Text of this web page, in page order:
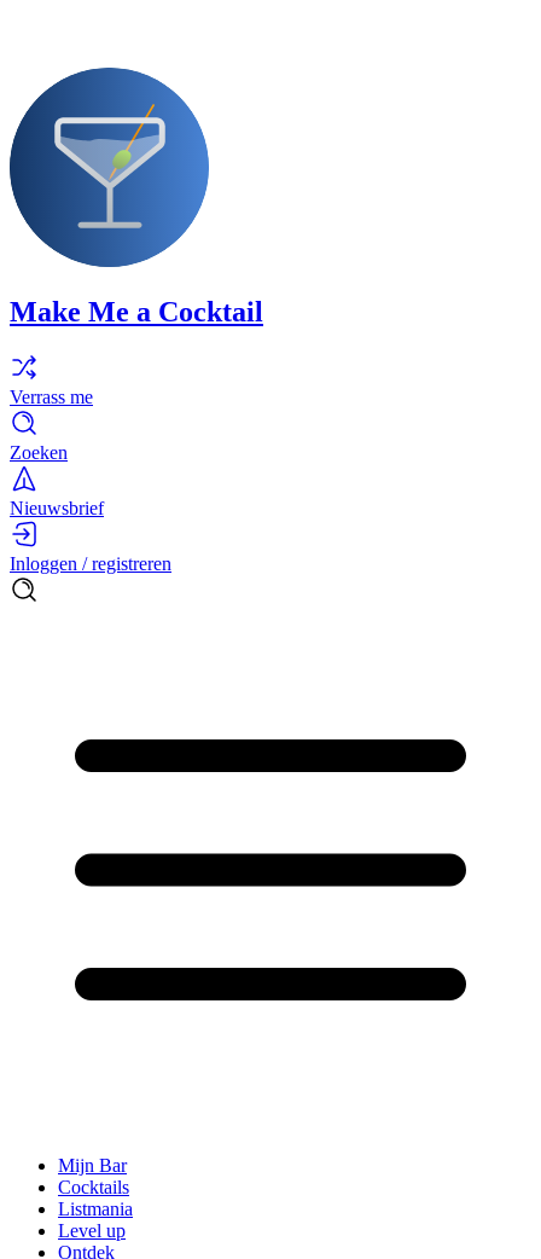
Make Me a Cocktail
Verrass me
Zoeken
Nieuwsbrief
Inloggen / registreren
Mijn Bar
Cocktails
Listmania
Level up
Ontdek